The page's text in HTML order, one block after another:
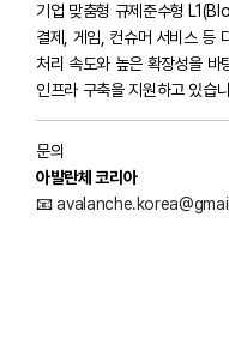
기업 맞춤형 규제준수형
결제, 게임, 컨슈머 서비스 등
처리 속도와 높은 확장성을 바
인프라 구축을 지원하고 있습
문의
아발란체 코리아
📧